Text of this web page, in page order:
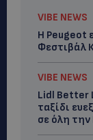
VIBE NEWS
Η Peugeot
Φεστιβάλ
VIBE NEWS
Lidl Better
ταξίδι
σε όλη